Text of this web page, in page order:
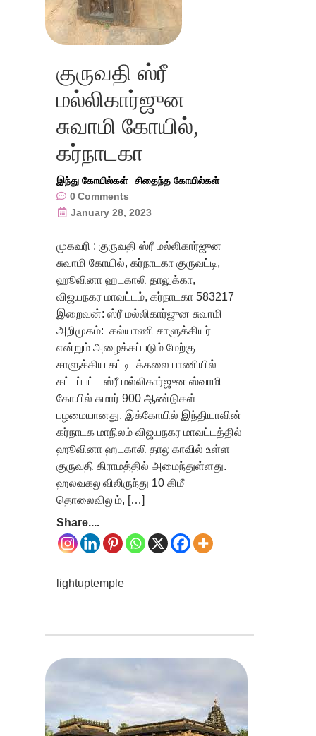
குருவதி ஸ்ரீ
மல்லிகார்ஜுன
சுவாமி கோயில்,
கர்நாடகா
இந்து கோயில்கள்
சிதைந்த கோயில்கள்
0Comments
January 28, 2023
முகவரி : குருவதி ஸ்ரீ மல்லிகார்ஜுன
சுவாமி கோயில், கர்நாடகா குருவட்டி,
ஹூவினா ஹடகாலி தாலுக்கா,
விஜயநகர மாவட்டம், கர்நாடகா 583217
இறைவன்: ஸ்ரீ மல்லிகார்ஜுன சுவாமி
அறிமுகம்: கல்யாணி சாளுக்கியர்
என்றும் அழைக்கப்படும் மேற்கு
சாளுக்கிய கட்டிடக்கலை பாணியில்
கட்டப்பட்ட ஸ்ரீ மல்லிகார்ஜுன ஸ்வாமி
கோயில் சுமார் 900 ஆண்டுகள்
பழமையானது. இக்கோயில் இந்தியாவின்
கர்நாடக மாநிலம் விஜயநகர மாவட்டத்தில்
ஹூவினா ஹடகாலி தாலுகாவில் உள்ள
குருவதி கிராமத்தில் அமைந்துள்ளது.
ஹலவகலுவிலிருந்து 10 கிமீ
தொலைவிலும், […]
Share....
lightuptemple